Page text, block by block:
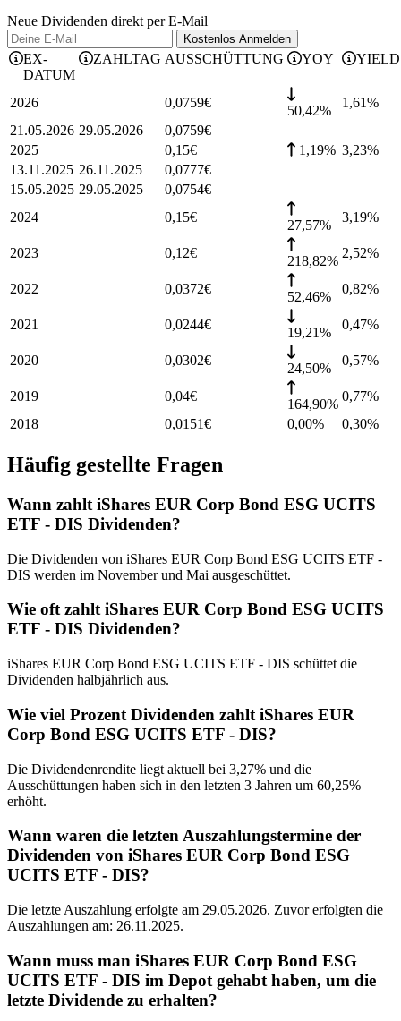
Neue Dividenden direkt per E-Mail
Kostenlos Anmelden
EX-
DATUM
ZAHLTAG AUSSCHÜTTUNG YOY YIELD
2026 0,0759€
50,42%
1,61%
21.05.2026 29.05.2026 0,0759€
2025
0,15€ 1,19% 3,23%
13.11.2025 26.11.2025 0,0777€
15.05.2025 29.05.2025 0,0754€
2024
0,15€
27,57%
3,19%
2023 0,12€
218,82%
2,52%
2022 0,0372€
52,46%
0,82%
2021 0,0244€
19,21%
0,47%
2020 0,0302€
24,50%
0,57%
2019 0,04€
164,90%
0,77%
2018
0,0151€ 0,00% 0,30%
Häufig gestellte Fragen
Wann zahlt iShares EUR Corp Bond ESG UCITS
ETF - DIS Dividenden?
Die Dividenden von iShares EUR Corp Bond ESG UCITS ETF -
DIS werden im November und Mai ausgeschüttet.
Wie oft zahlt iShares EUR Corp Bond ESG UCITS
ETF - DIS Dividenden?
iShares EUR Corp Bond ESG UCITS ETF - DIS schüttet die
Dividenden halbjährlich aus.
Wie viel Prozent Dividenden zahlt iShares EUR
Corp Bond ESG UCITS ETF - DIS?
Die Dividendenrendite liegt aktuell bei 3,27% und die
Ausschüttungen haben sich in den letzten 3 Jahren um 60,25%
erhöht.
Wann waren die letzten Auszahlungstermine der
Dividenden von iShares EUR Corp Bond ESG
UCITS ETF - DIS?
Die letzte Auszahlung erfolgte am 29.05.2026. Zuvor erfolgten die
Auszahlungen am: 26.11.2025.
Wann muss man iShares EUR Corp Bond ESG
UCITS ETF - DIS im Depot gehabt haben, um die
letzte Dividende zu erhalten?